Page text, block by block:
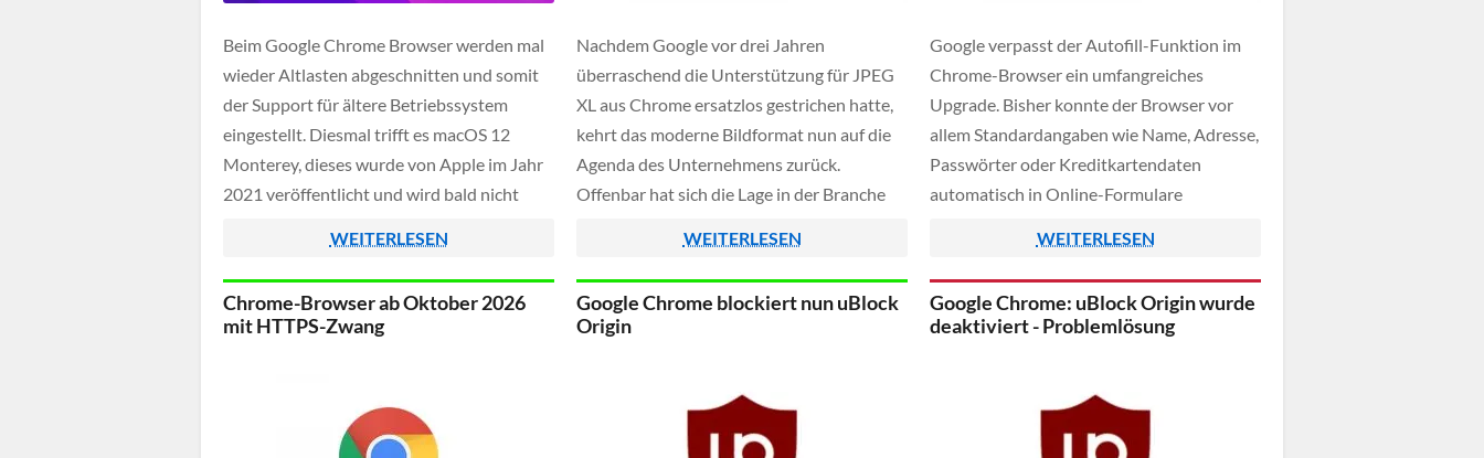
Beim Google Chrome Browser werden mal
wieder Altlasten abgeschnitten und somit
der Support für ältere Betriebssystem
eingestellt. Diesmal trifft es macOS 12
Monterey, dieses wurde von Apple im Jahr
2021 veröffentlicht und wird bald nicht
Browsers ausführen können.
WEITERLESEN
Nachdem Google vor drei Jahren
überraschend die Unterstützung für JPEG
XL aus Chrome ersatzlos gestrichen hatte,
kehrt das moderne Bildformat nun auf die
Agenda des Unternehmens zurück.
Offenbar hat sich die Lage in der Branche
als auch Adobe nun JPEG XL sowie Apple's
Safari-Browser dieses Format bereits
offiziell unterstützen. […]
WEITERLESEN
Google verpasst der Autofill-Funktion im
Chrome-Browser ein umfangreiches
Upgrade. Bisher konnte der Browser vor
allem Standardangaben wie Name, Adresse,
Passwörter oder Kreditkartendaten
automatisch in Online-Formulare
jedoch deutlich mehr Felder ohne
Tipparbeit ausfüllen lassen können,
darunter auch persönliche Angaben wie
Pass- oder Führerscheinnummern sowie
Fahrgestellnummer.
WEITERLESEN
Chrome-Browser ab Oktober 2026
mit HTTPS-Zwang
Google Chrome blockiert nun uBlock
Origin
Google Chrome: uBlock Origin wurde
deaktiviert - Problemlösung